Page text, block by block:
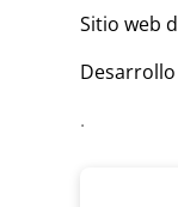
Sitio web
Desarrollo
.